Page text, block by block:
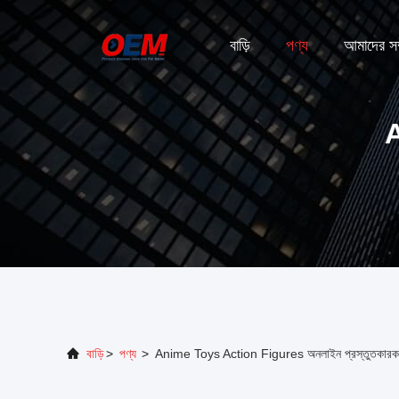
বাড়ি পণ্য আমাদের
বাড়ি> পণ্য > Anime Toys Action Figures অনলাইন প্রস্তুতকারক